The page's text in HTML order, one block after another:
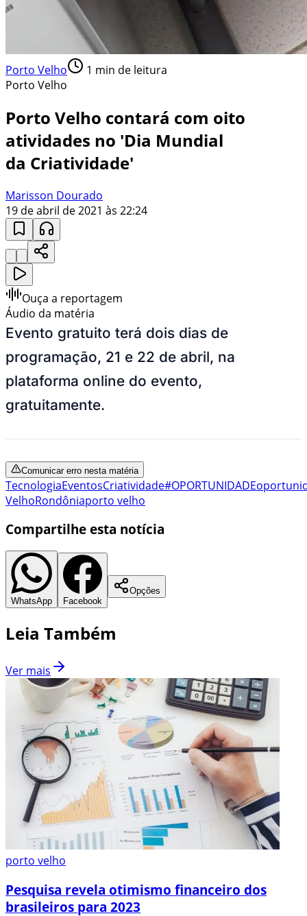
Porto Velho 1 min de leitura
Porto Velho
Porto Velho contará com oito
atividades no 'Dia Mundial
da Criatividade'
Marisson Dourado
19 de abril de 2021 às 22:24
Ouça a reportagem
Áudio da matéria
Evento gratuito terá dois dias de
programação, 21 e 22 de abril, na
plataforma online do evento,
gratuitamente.
Comunicar erro nesta matéria
TecnologiaEventosCriatividade#OPORTUNIDADE
VelhoRondôniaporto velho
Compartilhe esta notícia
WhatsApp Facebook
Opções
Leia Também
Ver mais
porto velho
Pesquisa revela otimismo financeiro dos
brasileiros para 2023